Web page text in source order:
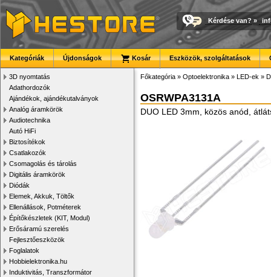
Kérdése van? »
Kategóriák Újdonságok Kosár Eszközök, szolgáltatások
3D nyomtatás
Adathordozók
Ajándékok, ajándékutalványok
Analóg áramkörök
Audiotechnika
Autó HiFi
Biztosítékok
Csatlakozók
Csomagolás és tárolás
Digitális áramkörök
Diódák
Elemek, Akkuk, Töltők
Ellenállások, Potméterek
Építőkészletek (KIT, Modul)
Erősáramú szerelés
Fejlesztőeszközök
Foglalatok
Hobbielektronika.hu
Induktivitás, Transzformátor
Főkategória » Optoelektronika » LED-ek »
OSRWPA3131A
DUO LED 3mm, közös anód,